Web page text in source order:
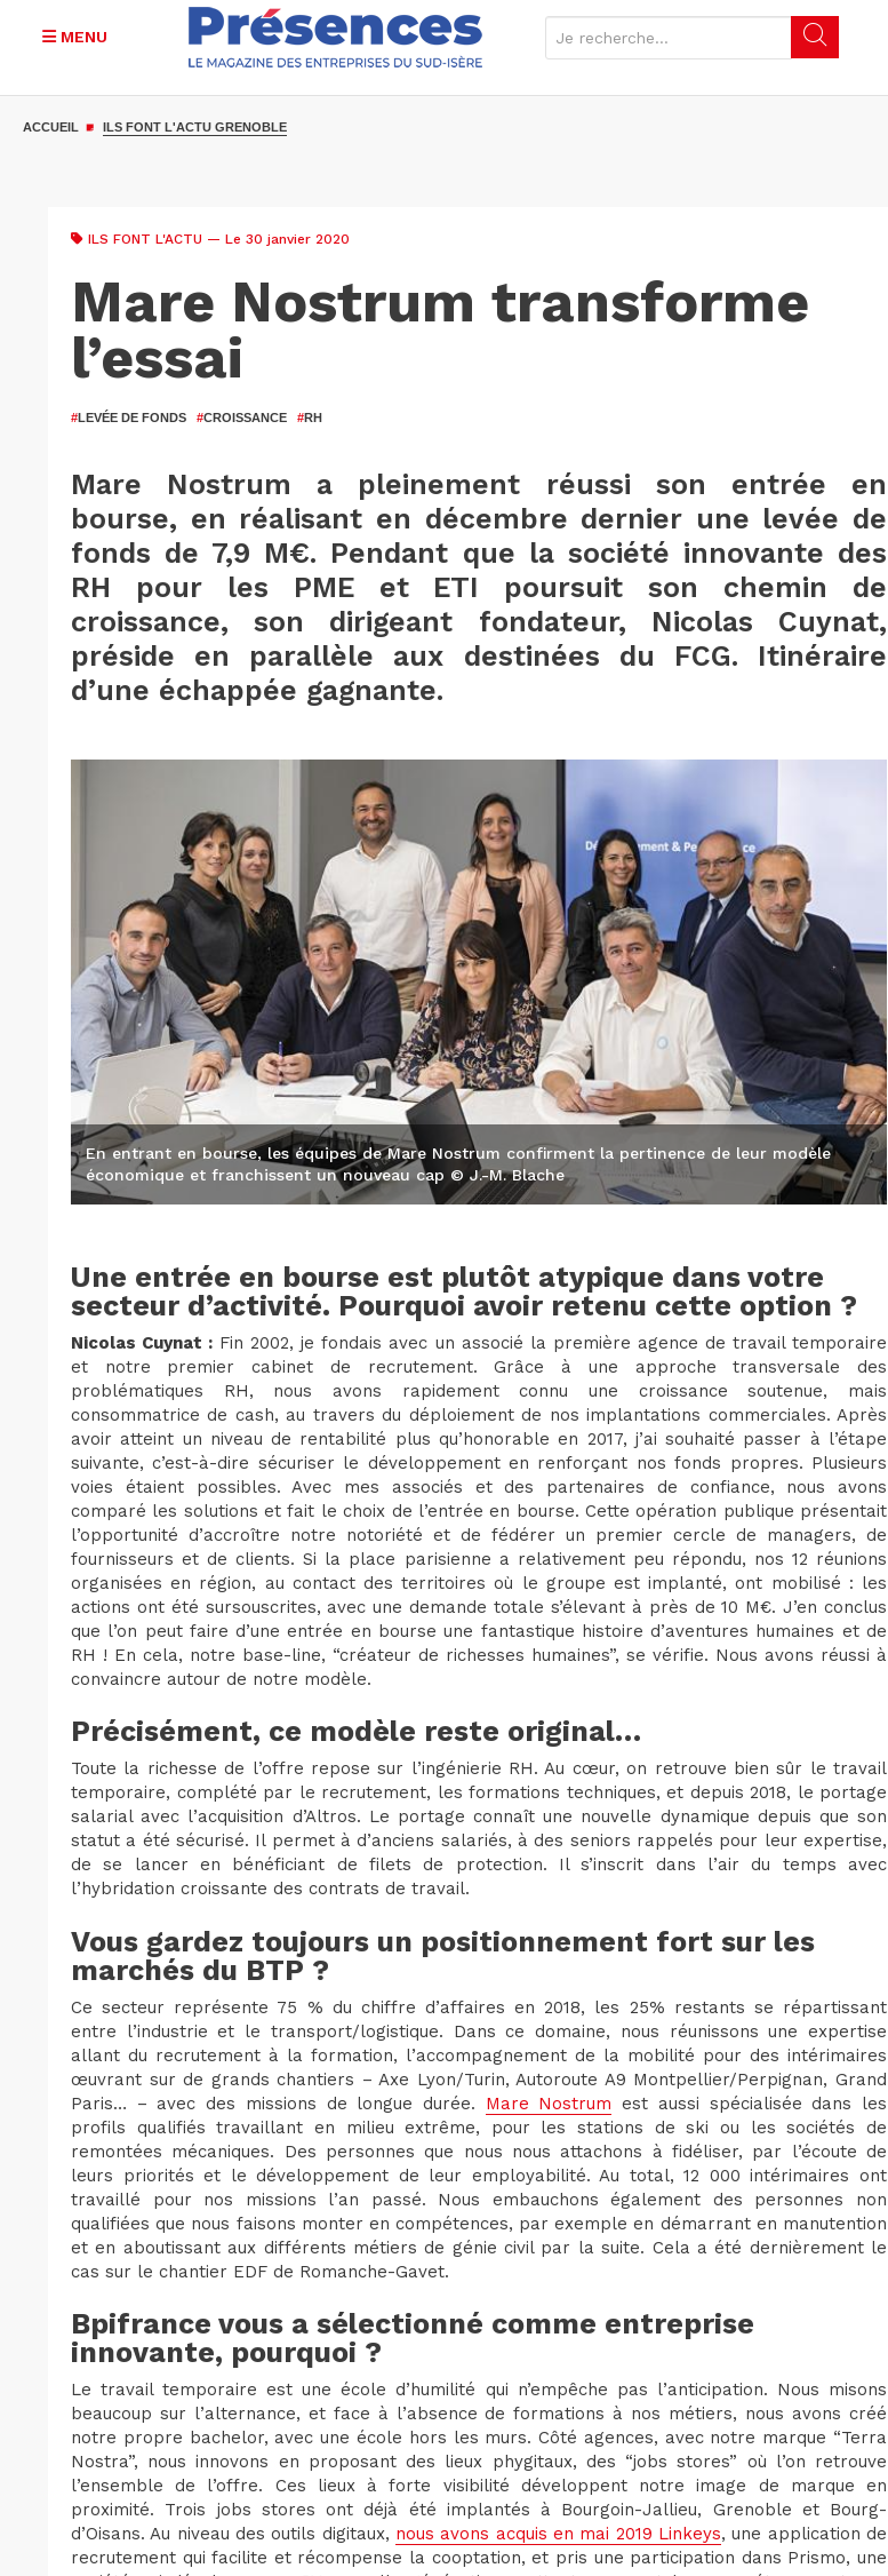
MENU
ACCUEIL ILS FONT L'ACTU GRENOBLE
ILS FONT L'ACTU — Le 30 janvier 2020
Mare Nostrum transforme
l’essai
#LEVÉE DE FONDS #CROISSANCE #RH
Mare Nostrum a pleinement réussi son entrée en
bourse, en réalisant en décembre dernier une levée de
fonds de 7,9 M€. Pendant que la société innovante des
RH pour les PME et ETI poursuit son chemin de
croissance, son dirigeant fondateur, Nicolas Cuynat,
préside en parallèle aux destinées du FCG. Itinéraire
d’une échappée gagnante.
En entrant en bourse, les équipes de Mare Nostrum confirment la pertinence de leur modèle
économique et franchissent un nouveau cap © J.-M. Blache
Une entrée en bourse est plutôt atypique dans votre
secteur d’activité. Pourquoi avoir retenu cette option ?
Nicolas Cuynat : Fin 2002, je fondais avec un associé la première agence de travail temporaire
et notre premier cabinet de recrutement. Grâce à une approche transversale des
problématiques RH, nous avons rapidement connu une croissance soutenue, mais
consommatrice de cash, au travers du déploiement de nos implantations commerciales. Après
avoir atteint un niveau de rentabilité plus qu’honorable en 2017, j’ai souhaité passer à l’étape
suivante, c’est-à-dire sécuriser le développement en renforçant nos fonds propres. Plusieurs
voies étaient possibles. Avec mes associés et des partenaires de confiance, nous avons
comparé les solutions et fait le choix de l’entrée en bourse. Cette opération publique présentait
l’opportunité d’accroître notre notoriété et de fédérer un premier cercle de managers, de
fournisseurs et de clients. Si la place parisienne a relativement peu répondu, nos 12 réunions
organisées en région, au contact des territoires où le groupe est implanté, ont mobilisé : les
actions ont été sursouscrites, avec une demande totale s’élevant à près de 10 M€. J’en conclus
que l’on peut faire d’une entrée en bourse une fantastique histoire d’aventures humaines et de
RH ! En cela, notre base-line, “créateur de richesses humaines”, se vérifie. Nous avons réussi à
convaincre autour de notre modèle.
Précisément, ce modèle reste original…
Toute la richesse de l’offre repose sur l’ingénierie RH. Au cœur, on retrouve bien sûr le travail
temporaire, complété par le recrutement, les formations techniques, et depuis 2018, le portage
salarial avec l’acquisition d’Altros. Le portage connaît une nouvelle dynamique depuis que son
statut a été sécurisé. Il permet à d’anciens salariés, à des seniors rappelés pour leur expertise,
de se lancer en bénéficiant de filets de protection. Il s’inscrit dans l’air du temps avec
l’hybridation croissante des contrats de travail.
Vous gardez toujours un positionnement fort sur les
marchés du BTP ?
Ce secteur représente 75 % du chiffre d’affaires en 2018, les 25% restants se répartissant
entre l’industrie et le transport/logistique. Dans ce domaine, nous réunissons une expertise
allant du recrutement à la formation, l’accompagnement de la mobilité pour des intérimaires
œuvrant sur de grands chantiers – Axe Lyon/Turin, Autoroute A9 Montpellier/Perpignan, Grand
Paris… – avec des missions de longue durée. Mare Nostrum est aussi spécialisée dans les
profils qualifiés travaillant en milieu extrême, pour les stations de ski ou les sociétés de
remontées mécaniques. Des personnes que nous nous attachons à fidéliser, par l’écoute de
leurs priorités et le développement de leur employabilité. Au total, 12 000 intérimaires ont
travaillé pour nos missions l’an passé. Nous embauchons également des personnes non
qualifiées que nous faisons monter en compétences, par exemple en démarrant en manutention
et en aboutissant aux différents métiers de génie civil par la suite. Cela a été dernièrement le
cas sur le chantier EDF de Romanche-Gavet.
Bpifrance vous a sélectionné comme entreprise
innovante, pourquoi ?
Le travail temporaire est une école d’humilité qui n’empêche pas l’anticipation. Nous misons
beaucoup sur l’alternance, et face à l’absence de formations à nos métiers, nous avons créé
notre propre bachelor, avec une école hors les murs. Côté agences, avec notre marque “Terra
Nostra”, nous innovons en proposant des lieux phygitaux, des “jobs stores” où l’on retrouve
l’ensemble de l’offre. Ces lieux à forte visibilité développent notre image de marque en
proximité. Trois jobs stores ont déjà été implantés à Bourgoin-Jallieu, Grenoble et Bourg-
d’Oisans. Au niveau des outils digitaux, nous avons acquis en mai 2019 Linkeys, une application de
recrutement qui facilite et récompense la cooptation, et pris une participation dans Prismo, une